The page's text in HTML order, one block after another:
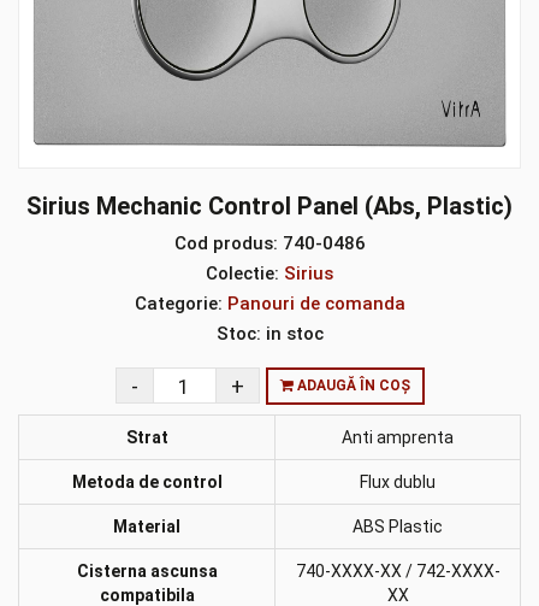
Sirius Mechanic Control Panel (Abs, Plastic)
Cod produs: 740-0486
Colectie: Sirius
Categorie: Panouri de comanda
Stoc: in stoc
ADAUGĂ ÎN COȘ
Strat Anti amprenta
Metoda de control Flux dublu
Material ABS Plastic
Cisterna ascunsa
compatibila
740-XXXX-XX / 742-XXXX-
XX